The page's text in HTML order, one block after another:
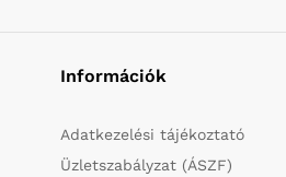
Információk
Adatkezelési tájékoztató
Üzletszabályzat (ÁSZF)